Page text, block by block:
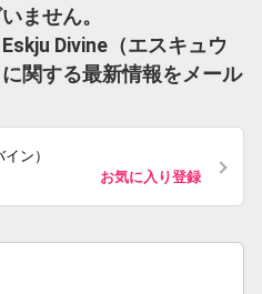
ません。
Divine（エスキュウ
関する最新情報をメール
ン）
お気に入り登録